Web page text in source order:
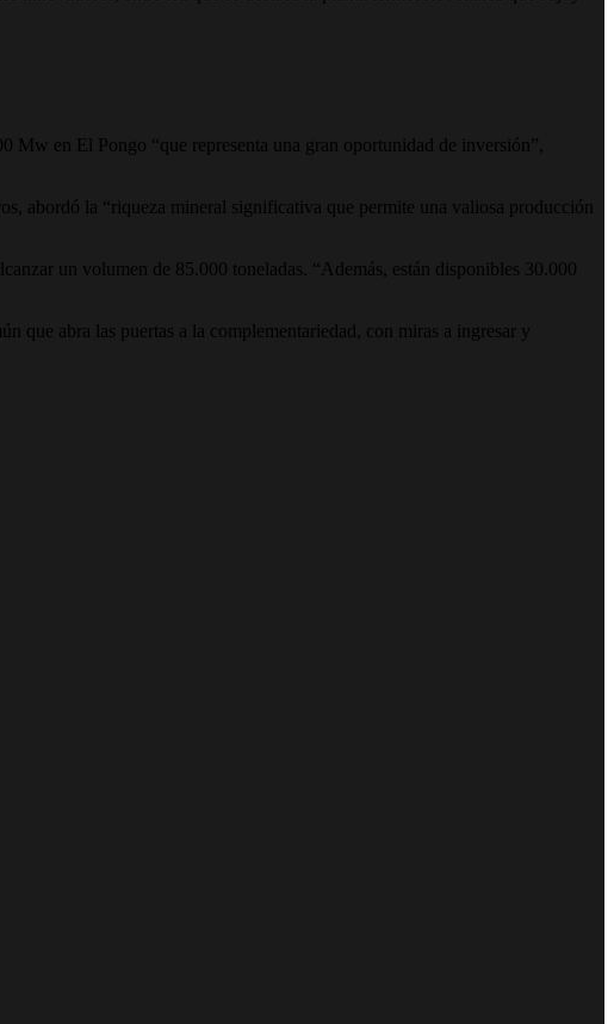
en El Pongo “que representa una gran oportunidad de inversión”,
abordó la “riqueza mineral significativa que permite una valiosa producción
un volumen de 85.000 toneladas. “Además, están disponibles 30.000
que abra las puertas a la complementariedad, con miras a ingresar y